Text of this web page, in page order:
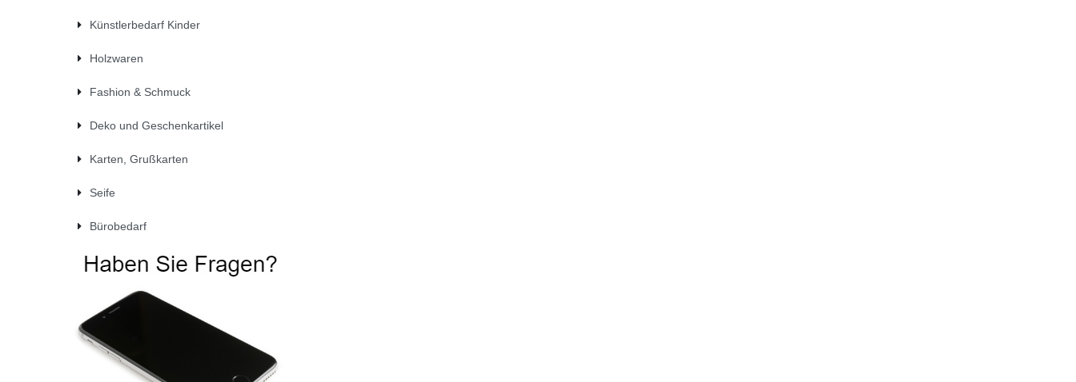
Künstlerbedarf Kinder
Holzwaren
Fashion & Schmuck
Deko und Geschenkartikel
Karten, Grußkarten
Seife
Bürobedarf